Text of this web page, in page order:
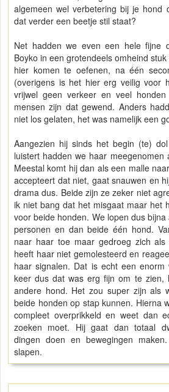
algemeen wel verbetering bij je
dat verder een beetje stil staat?
Net hadden we even een hele fijne
Boyko in een grotendeels omheind
hier komen te oefenen, na één
(overigens is het hier erg veilig voor
vrijwel geen verkeer en veel
mensen zijn dat gewend. Anders
niet los gelaten, het was namelijk een
Aangezien hij sinds het begin (te)
luistert hadden we haar meegenomen
Meestal komt hij dan als een malle
accepteert dat niet, gaat snauwen en
drama dus. Beide zijn ze zeker niet
ik niet bang dat het misgaat maar het
voor beide honden. We lopen dus
personen en dan beide één hond.
naar haar toe maar gedroeg zich
heeft haar niet gemolesteerd en
haar signalen. Dat is echt een
keer dus dat was erg fijn om te zien,
andere hond. Het zou super zijn als
beide honden op stap kunnen. Hierna
compleet overprikkeld en weet dan
zoeken moet. Hij gaat dan totaal
dingen doen en bewegingen
slapen.